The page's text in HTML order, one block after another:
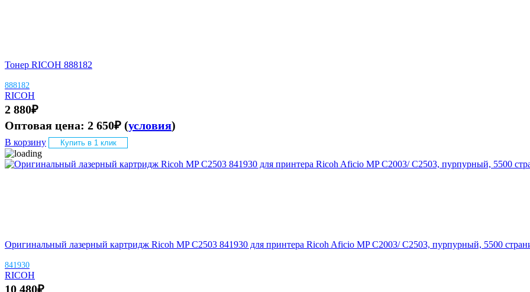
Тонер RICOH 888182
888182
RICOH
2 880₽
Оптовая цена: 2 650₽ (условия)
В корзину Купить в 1 клик
Оригинальный лазерный картридж Ricoh MP C2503 841930 для принтера Ricoh Aficio MP C2003/ C2503, пурпурный, 5500
841930
RICOH
10 480₽